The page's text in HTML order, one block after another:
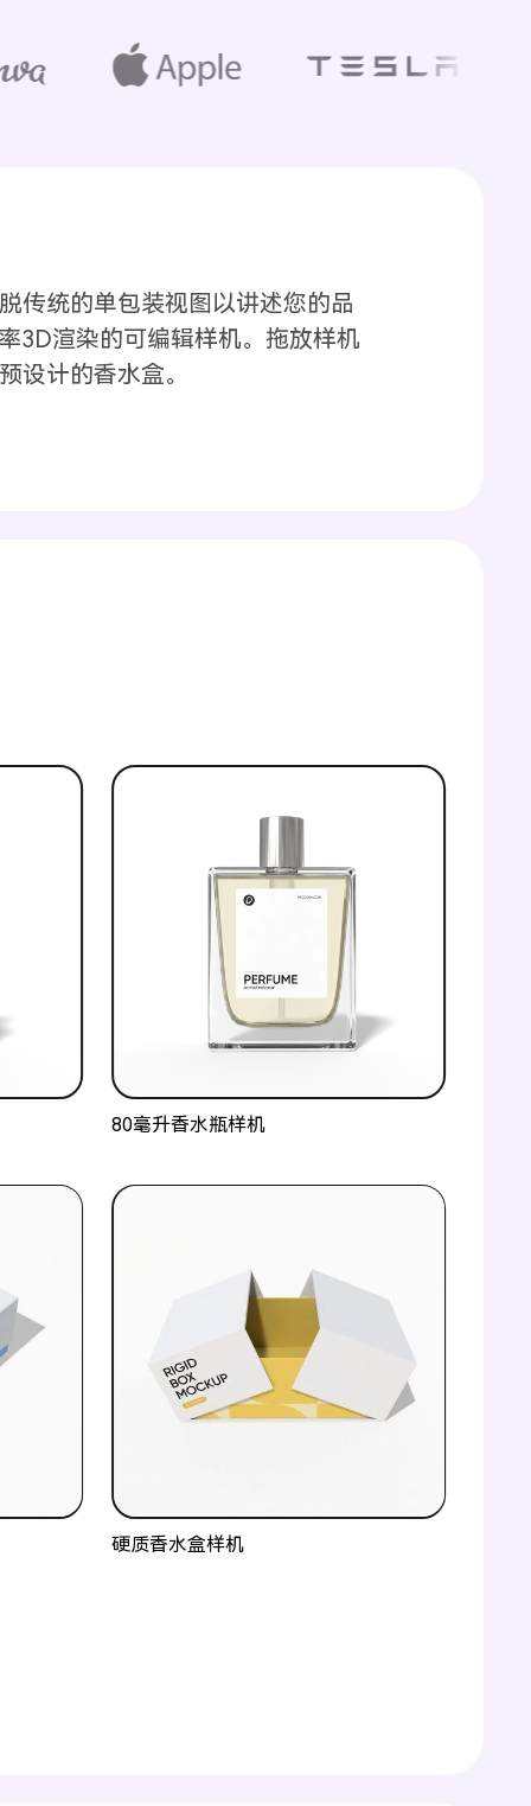
传统的单包装视图以讲述您的品
3D渲染的可编辑样机。拖放样机
设计的香水盒。
80毫升香水瓶样机
硬质香水盒样机